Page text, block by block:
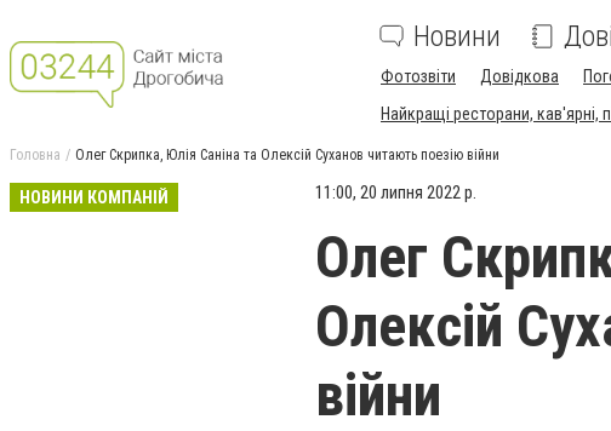
Новини
Фотозвіти Довідкова
Найкращі ресторани, кав'ярні,
Головна Олег Скрипка, Юлія Саніна та Олексій Суханов читають поезію війни
НОВИНИ КОМПАНІЙ 11:00, 20 липня 2022 р.
Олег
Олексій
війни